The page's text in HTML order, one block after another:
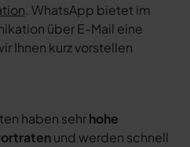
. WhatsApp bietet im
über E-Mail eine
Ihnen kurz vorstellen
haben sehrhohe
und werden schnell